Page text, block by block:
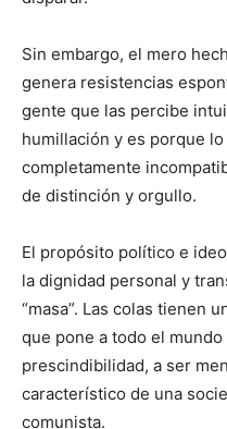
Sin embargo, el mero
genera resistencias
gente que las percibe
humillación y es porque
completamente
de distinción y orgullo.
El propósito político e
la dignidad personal y
“masa”. Las colas tienen
que pone a todo el
prescindibilidad, a ser
característico de una
comunista.